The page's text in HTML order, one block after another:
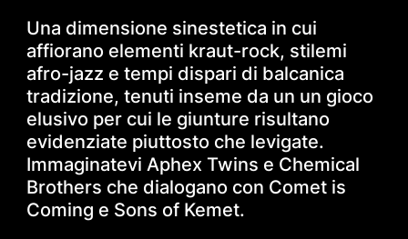
Una dimensione sinestetica in cui
affiorano elementi kraut-rock, stilemi
afro-jazz e tempi dispari di balcanica
tradizione, tenuti inseme da un un gioco
elusivo per cui le giunture risultano
evidenziate piuttosto che levigate.
Immaginatevi Aphex Twins e Chemical
Brothers che dialogano con Comet is
Coming e Sons of Kemet.